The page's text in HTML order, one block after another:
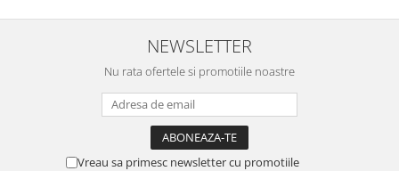
NEWSLETTER
Nu rata ofertele si promotiile noastre
Vreau sa primesc newsletter cu promotiile